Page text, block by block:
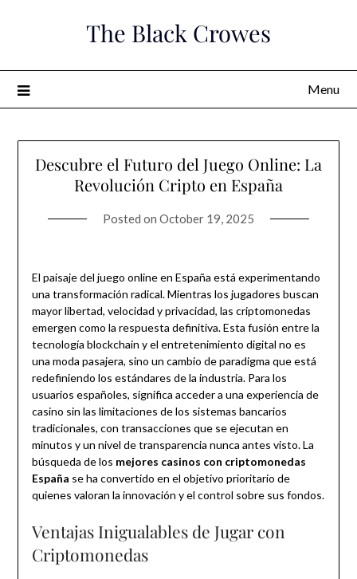
The Black Crowes
Menu
Descubre el Futuro del Juego Online: La
Revolución Cripto en España
Posted on October 19, 2025
El paisaje del juego online en España está experimentando
una transformación radical. Mientras los jugadores buscan
mayor libertad, velocidad y privacidad, las criptomonedas
emergen como la respuesta definitiva. Esta fusión entre la
tecnología blockchain y el entretenimiento digital no es
una moda pasajera, sino un cambio de paradigma que está
redefiniendo los estándares de la industria. Para los
usuarios españoles, significa acceder a una experiencia de
casino sin las limitaciones de los sistemas bancarios
tradicionales, con transacciones que se ejecutan en
minutos y un nivel de transparencia nunca antes visto. La
búsqueda de los mejores casinos con criptomonedas
España se ha convertido en el objetivo prioritario de
quienes valoran la innovación y el control sobre sus fondos.
Ventajas Inigualables de Jugar con
Criptomonedas